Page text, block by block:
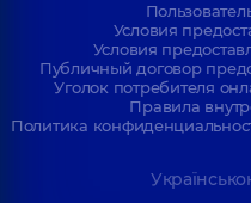
Условия
Условия
Публичный договор
Уголок потребителя
Правила
Политика